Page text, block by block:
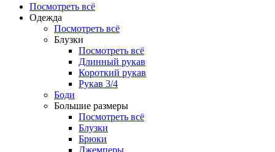
Посмотреть всё
Одежда
Посмотреть всё
Блузки
Посмотреть всё
Длинный рукав
Короткий рукав
Рукав 3/4
Боди
Большие размеры
Посмотреть всё
Блузки
Брюки
Джемперы